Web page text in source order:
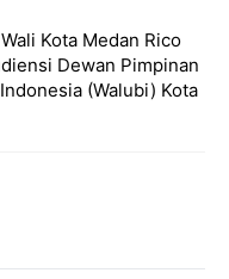
Kota Medan Rico
Dewan Pimpinan
(Walubi) Kota